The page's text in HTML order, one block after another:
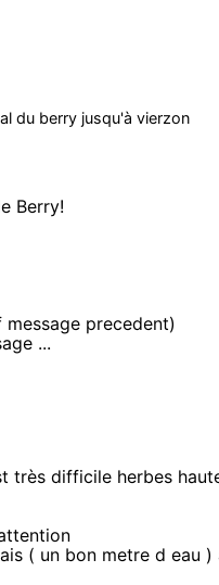
du berry jusqu'à vierzon
Berry!
precedent)
...
très difficile herbes
( un bon metre d eau